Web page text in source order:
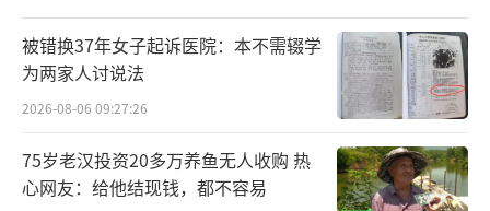
被错换37年女子起诉医院：本不需辍学
为两家人讨说法
2026-08-06 09:27:26
75岁老汉投资20多万养鱼无人收购 热
心网友：给他结现钱，都不容易